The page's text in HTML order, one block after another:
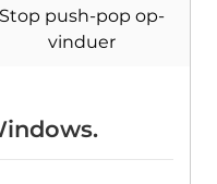
Stop push-pop op-
vinduer
af